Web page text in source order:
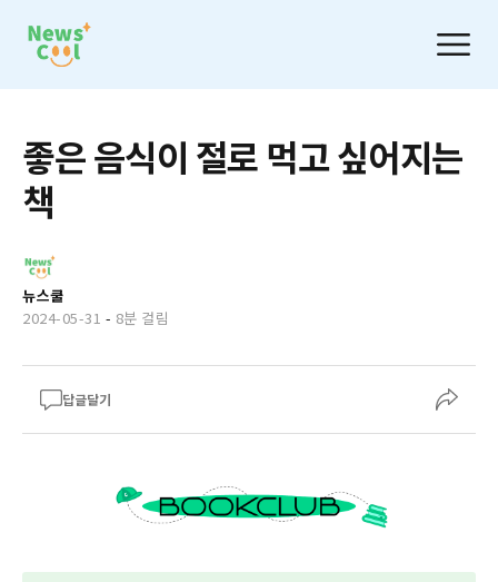
좋은 음식이 절로 먹고 싶어지는
책
뉴스쿨
2024-05-31 - 8분 걸림
답글달기